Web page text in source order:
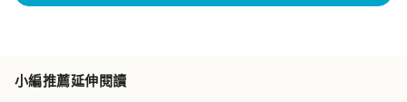
小編推薦延伸閱讀